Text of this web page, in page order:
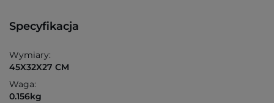
Specyfikacja
Wymiary:
45X32X27 CM
Waga:
0.156kg